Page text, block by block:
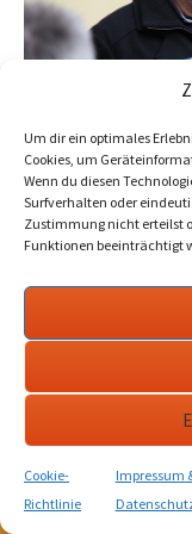
Um dir ein optimales
Cookies, um
Wenn du diesen
Surfverhalten oder
Zustimmung nicht erteilst
Funktionen beeinträchtigt
Cookie-
Richtlinie
Impressum
KULTurverein
Bad